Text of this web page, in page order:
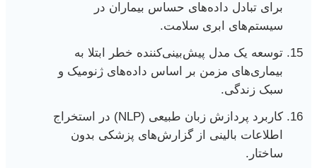
برای تبادل داده‌های حساس بیماران در
سیستم‌های ابری سلامت.
توسعه یک مدل پیش‌بینی‌کننده خطر ابتلا به
بیماری‌های مزمن بر اساس داده‌های ژنومیک و
سبک زندگی.
کاربرد پردازش زبان طبیعی (NLP) در استخراج
اطلاعات بالینی از گزارش‌های پزشکی بدون
ساختار.